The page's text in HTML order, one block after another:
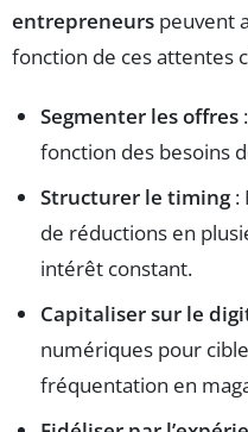
entrepreneurs peuvent
fonction de ces attentes
Segmenter les offres
fonction des besoins
Structurer le timing:
de réductions en
intérêt constant.
Capitaliser sur le
numériques pour
fréquentation en